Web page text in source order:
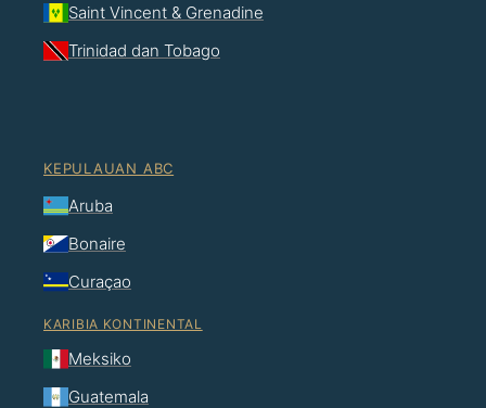
Saint Vincent & Grenadine
Trinidad dan Tobago
KEPULAUAN ABC
Aruba
Bonaire
Curaçao
KARIBIA KONTINENTAL
Meksiko
Guatemala